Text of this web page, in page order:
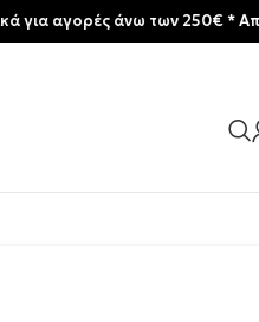
άνω των 250€ *